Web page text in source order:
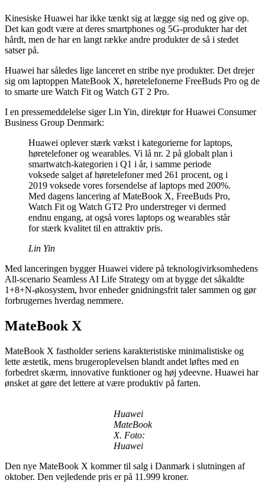
Kinesiske Huawei har ikke tænkt sig at lægge sig ned og give op.
Det kan godt være at deres smartphones og 5G-produkter har det
hårdt, men de har en langt række andre produkter de så i stedet
satser på.
Huawei har således lige lanceret en stribe nye produkter. Det drejer
sig om laptoppen MateBook X, høretelefonerne FreeBuds Pro og de
to smarte ure Watch Fit og Watch GT 2 Pro.
I en pressemeddelelse siger Lin Yin, direktør for Huawei Consumer
Business Group Denmark:
Huawei oplever stærk vækst i kategorierne for laptops,
høretelefoner og wearables. Vi lå nr. 2 på globalt plan i
smartwatch-kategorien i Q1 i år, i samme periode
voksede salget af høretelefoner med 261 procent, og i
2019 voksede vores forsendelse af laptops med 200%.
Med dagens lancering af MateBook X, FreeBuds Pro,
Watch Fit og Watch GT2 Pro understreger vi dermed
endnu engang, at også vores laptops og wearables står
for stærk kvalitet til en attraktiv pris.
Lin Yin
Med lanceringen bygger Huawei videre på teknologivirksomhedens
All-scenario Seamless AI Life Strategy om at bygge det såkaldte
1+8+N-økosystem, hvor enheder gnidningsfrit taler sammen og gør
forbrugernes hverdag nemmere.
MateBook X
MateBook X fastholder seriens karakteristiske minimalistiske og
lette æstetik, mens brugeroplevelsen blandt andet løftes med en
forbedret skærm, innovative funktioner og høj ydeevne. Huawei har
ønsket at gøre det lettere at være produktiv på farten.
Huawei
MateBook
X. Foto:
Huawei
Den nye MateBook X kommer til salg i Danmark i slutningen af
oktober. Den vejledende pris er på 11.999 kroner.